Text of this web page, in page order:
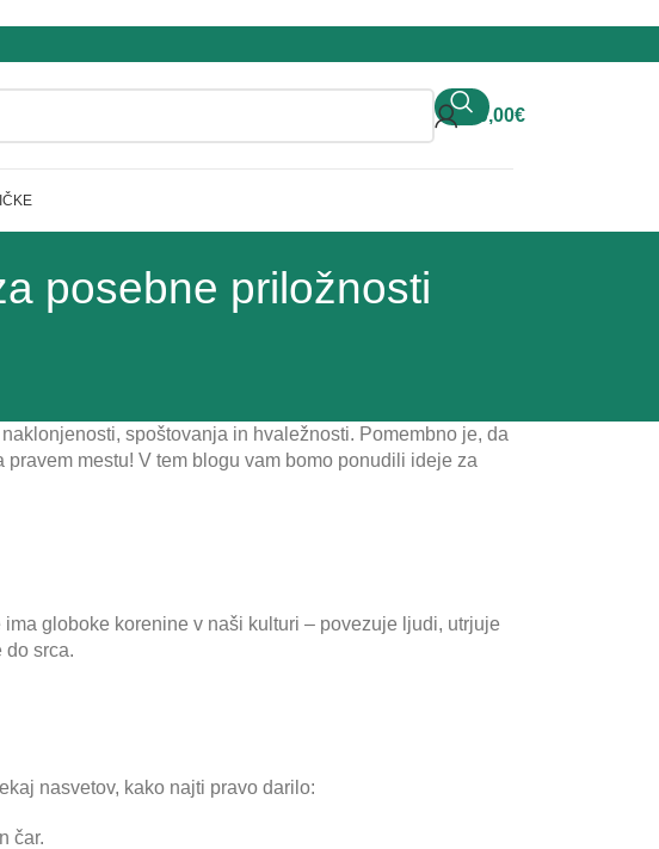
0,00€
posebne priložnosti
spoštovanja in hvaležnosti. Pomembno je, da
mestu! V tem blogu vam bomo ponudili ideje za
globoke korenine v naši kulturi – povezuje ljudi, utrjuje
do srca.
nasvetov, kako najti pravo darilo:
čar.